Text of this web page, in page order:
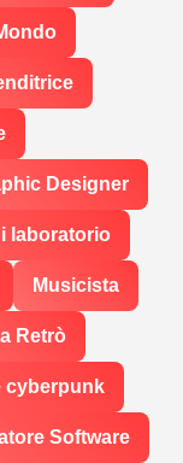
Designer
laboratorio
Musicista
Retrò
cyberpunk
Software